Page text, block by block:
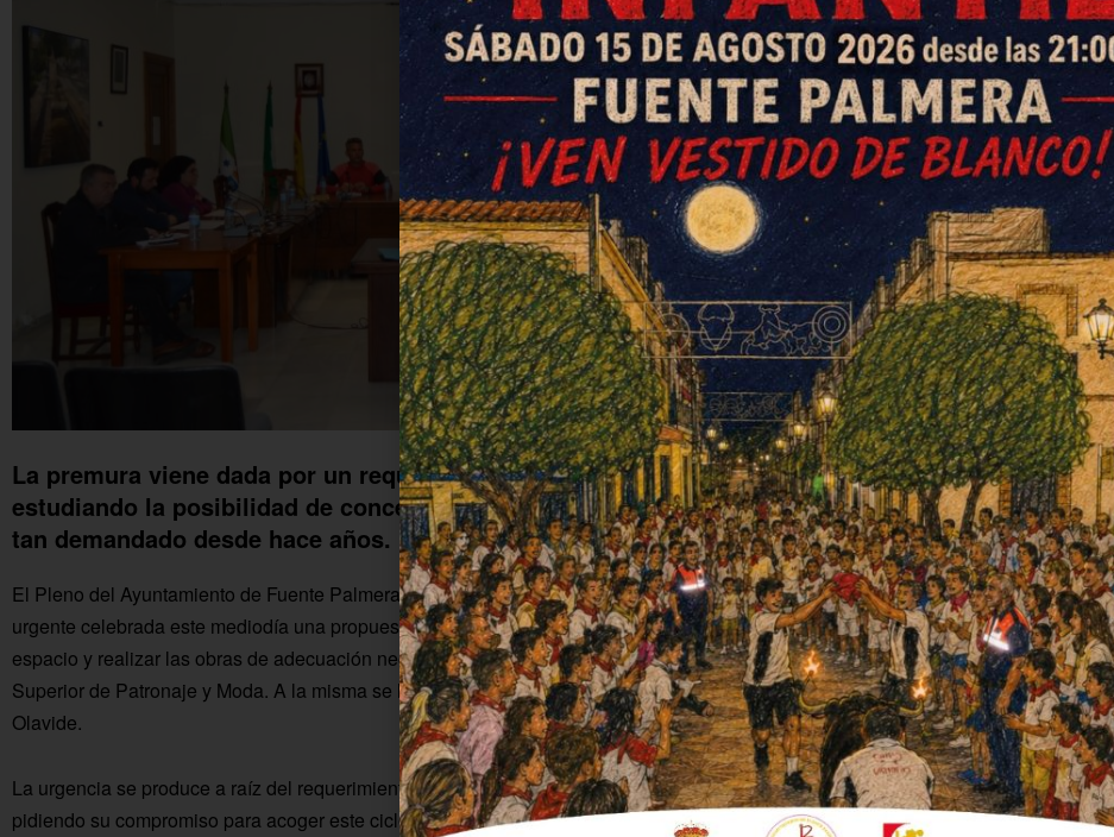
La premura viene dada por un requerimiento de la Junta de Andalucía, que está
estudiando la posibilidad de conceder a Fuente Palmera este ciclo formativo
tan demandado desde hace años.
El Pleno del Ayuntamiento de Fuente Palmera ha aprobado por unanimidad en una sesión extraordinaria y
urgente celebrada este mediodía una propuesta presentada por todos los grupos políticos para ceder un
espacio y realizar las obras de adecuación necesarias antes del 1 de septiembre para acoger el Ciclo
Superior de Patronaje y Moda. A la misma se han adherido el IES Colonial y la AMPA Pablo Antonio de
Olavide.
La urgencia se produce a raíz del requerimiento trasladado por la Junta de Andalucía al consistorio colono
pidiendo su compromiso para acoger este ciclo formativo antes del pronunciamiento definitivo de la